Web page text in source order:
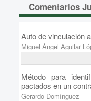
Comentarios
Auto de vinculación
Miguel Ángel Aguilar
Método para
pactados en un
Gerardo Domínguez